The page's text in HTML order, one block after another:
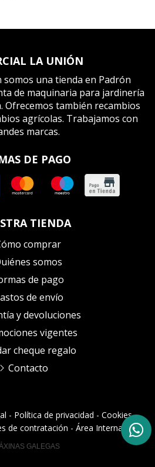
LA UNIÓN
somos una tienda en Padrón
de maquinaria para jardinería
Ofrecemos también recambios
agrícolas. Trabajamos con
marcas.
DE PAGO
TIENDA
comprar
somos
de pago
de envío
y devoluciones
vigentes
cheque regalo
Contacto
- Política de privacidad - Cookies-
de contratación - Área Interna
GALEGAS